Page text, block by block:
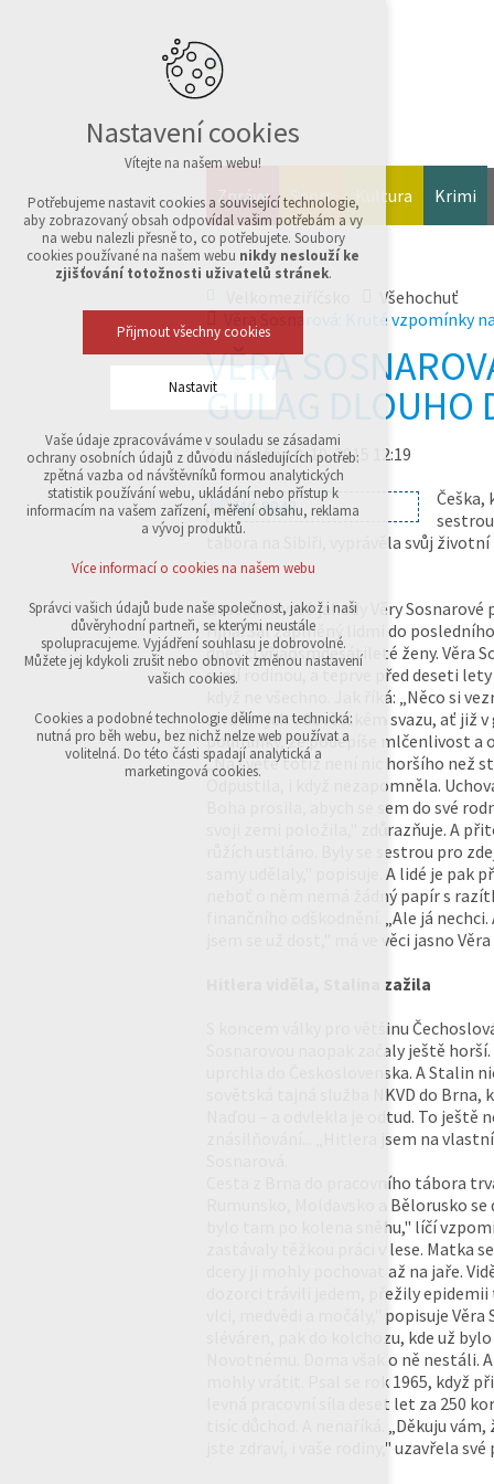
Zprávy Sport Kultura Krimi
Všehochuť
Věra Sosnarová: Kruté vzpomínky
VĚRA
GULAG DLOUHO
Zveřejněno 9. 10. 2015 12:19
Češka,
tábora na Sibiři, vyprávěla svůj
Besedu Krvavé jahody Věry
října. Sál zaplněný lidmi do
dnes čtyřiaosmdesátileté ženy. Věra
svojí rodinou, a teprve před deseti
když ne všechno. Jak říká: „Něco si
strávených v Sovětském svazu, ať již
podmínky, že podepíše mlčenlivost a
„Na světě totiž není nic horšího než
Odpustila, i když nezapomněla.
Boha prosila, abych se sem do své
svoji zemi položila," zdůrazňuje. A
růžích ustláno. Byly se sestrou pro
samy udělaly," popisuje. A lidé je pak
neboť o něm nemá žádný papír s
finančního odškodnění. „Ale já
jsem se už dost," má ve věci jasno
Hitlera viděla, Stalina zažila
S koncem války pro většinu
Sosnarovou naopak začaly ještě
uprchla do Československa. A Stalin
sovětská tajná služba NKVD do
Naďou – a odvlekla je odtud. To
znásilňování... „Hitlera jsem na
Cesta z Brna do pracovního tábora
Rumunsko, Moldavsko a Bělorusko
bylo tam po kolena sněhu," líčí
zastávaly těžkou práci v lese. Matka
dcery ji mohly pochovat až na jaře.
dozorci trávili jedem, přežily
vlci, medvědi a močály," popisuje
sléváren, pak do kolchozu, kde už
Novotnému. Doma však o ně nestáli.
mohly vrátit. Psal se rok 1965, když
levná pracovní síla deset let za 250
tisíc důchod. A nenaříká. „Děkuju
jste zdraví, i vaše rodiny," uzavřela
Nastavení cookies
Vítejte na našem webu!
Potřebujeme nastavit cookies a související technologie,
aby zobrazovaný obsah odpovídal vašim potřebám a vy
na webu nalezli přesně to, co potřebujete. Soubory
cookies používané na našem webu nikdy neslouží ke
zjišťování totožnosti uživatelů stránek.
Přijmout všechny cookies
Nastavit
Technická cookies
nutná pro provozování webu
udržení kontextu stránek (session): případná
přihlášení, volby jazyka, apod.
analytická pro anonymizované vyhodnocení
návštěvnosti
marketingová cookies (Google,Sklik)
Více informací o cookies na našem webu
Přijmout všechny cookies
Odmítnout vše
Vaše údaje zpracováváme v souladu se zásadami
ochrany osobních údajů z důvodu následujících potřeb:
zpětná vazba od návštěvníků formou analytických
statistik používání webu, ukládání nebo přístup k
informacím na vašem zařízení, měření obsahu, reklama
a vývoj produktů.
Více informací o cookies na našem webu
Správci vašich údajů bude naše společnost, jakož i naši
důvěryhodní partneři, se kterými neustále
spolupracujeme. Vyjádření souhlasu je dobrovolné.
Můžete jej kdykoli zrušit nebo obnovit změnou nastavení
vašich cookies.
Cookies a podobné technologie dělíme na technická:
nutná pro běh webu, bez nichž nelze web používat a
volitelná. Do této části spadají analytická a
marketingová cookies.